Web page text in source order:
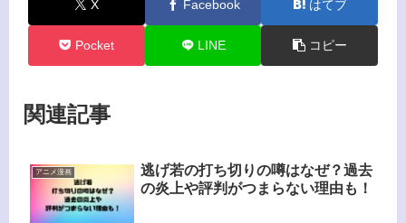
X Facebook はてブ
Pocket LINE コピー
関連記事
アニメ漫画
逃げ若の打ち切りの噂はなぜ？過去
の炎上や評判がつまらない理由も！